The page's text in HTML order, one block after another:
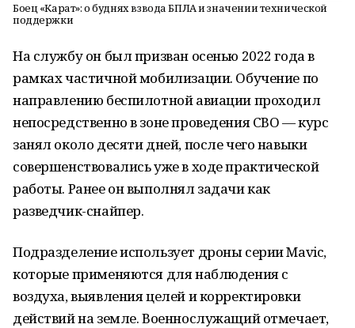
Боец «Карат»: о буднях взвода БПЛА и значении технической
поддержки
На службу он был призван осенью 2022 года в
рамках частичной мобилизации. Обучение по
направлению беспилотной авиации проходил
непосредственно в зоне проведения СВО — курс
занял около десяти дней, после чего навыки
совершенствовались уже в ходе практической
работы. Ранее он выполнял задачи как
разведчик-снайпер.
Подразделение использует дроны серии Mavic,
которые применяются для наблюдения с
воздуха, выявления целей и корректировки
действий на земле. Военнослужащий отмечает,